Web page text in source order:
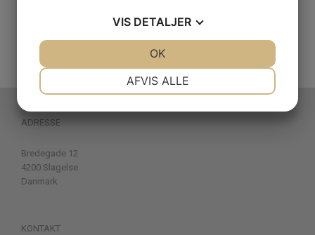
ADRESSE
Bredegade 12
4200 Slagelse
Danmark
KONTAKT
VIS DETALJER
AFVIS ALLE
OK